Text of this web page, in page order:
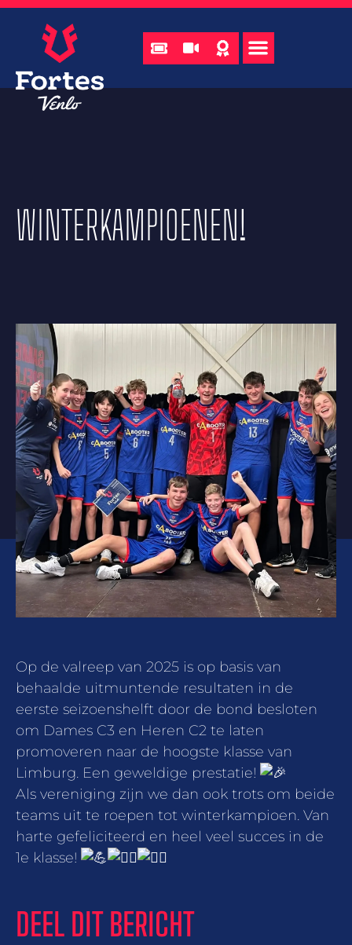
WINTERKAMPIOENEN!
Op de valreep van 2025 is op basis van
behaalde uitmuntende resultaten in de
eerste seizoenshelft door de bond besloten
om Dames C3 en Heren C2 te laten
promoveren naar de hoogste klasse van
Limburg. Een geweldige prestatie!
Als vereniging zijn we dan ook trots om beide
teams uit te roepen tot winterkampioen. Van
harte gefeliciteerd en heel veel succes in de
1e klasse!
DEEL DIT BERICHT